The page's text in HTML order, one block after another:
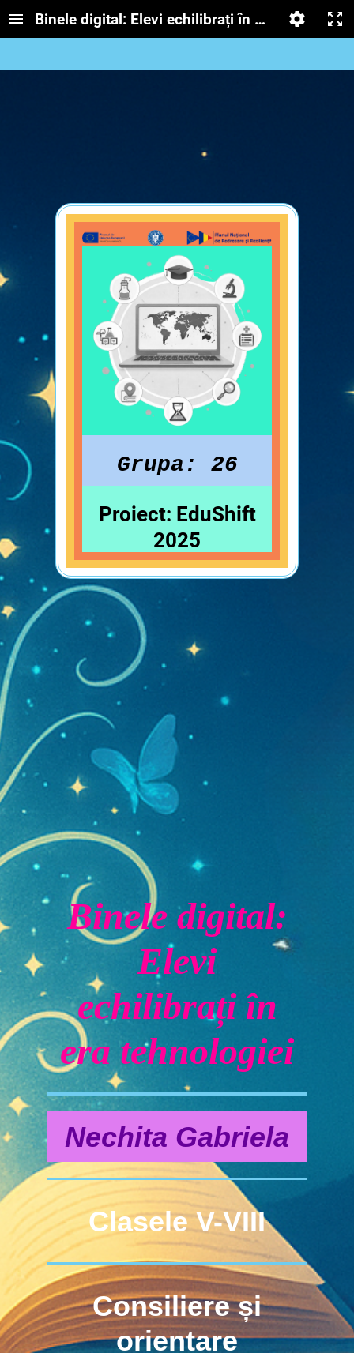
Binele digital: Elevi echilibrați în era
Grupa: 26
Proiect: EduShift
2025
Binele digital:
Elevi
echilibrați în
era tehnologiei
Nechita Gabriela
Clasele V-VIII
Consiliere și
orientare